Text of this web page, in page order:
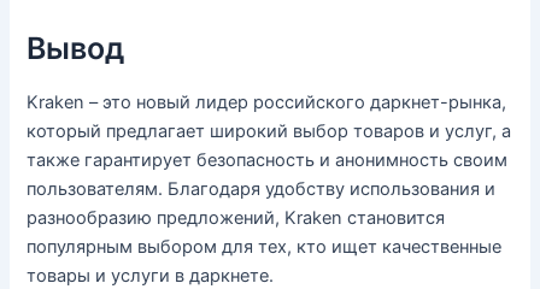
Вывод
Kraken – это новый лидер российского даркнет-рынка,
который предлагает широкий выбор товаров и услуг, а
также гарантирует безопасность и анонимность своим
пользователям. Благодаря удобству использования и
разнообразию предложений, Kraken становится
популярным выбором для тех, кто ищет качественные
товары и услуги в даркнете.